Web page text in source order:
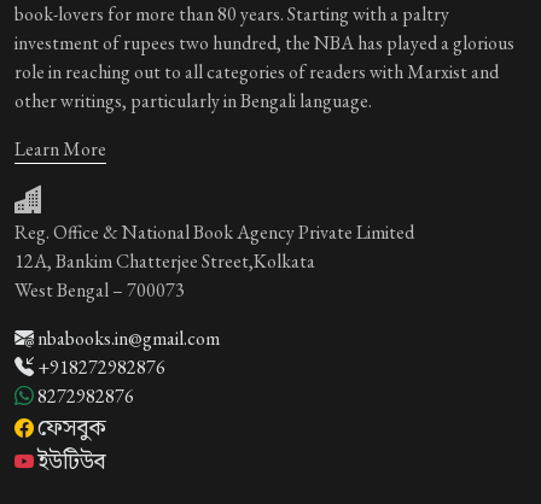
book-lovers for more than 80 years. Starting with a paltry
investment of rupees two hundred, the NBA has played a glorious
role in reaching out to all categories of readers with Marxist and
other writings, particularly in Bengali language.
Learn More
Reg. Office & National Book Agency Private Limited
12A, Bankim Chatterjee Street,Kolkata
West Bengal – 700073
nbabooks.in@gmail.com
+918272982876
8272982876
ফেসবুক
ইউটিউব